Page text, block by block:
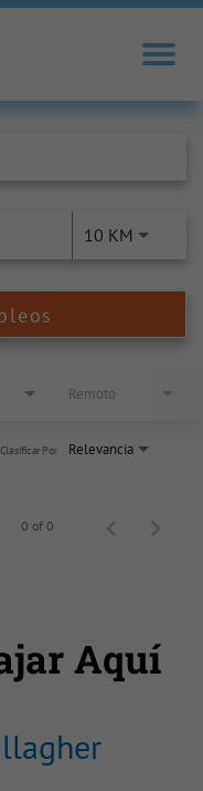
10 KM
Remoto
Relevancia
Clasificar Por
0 of 0
Aquí